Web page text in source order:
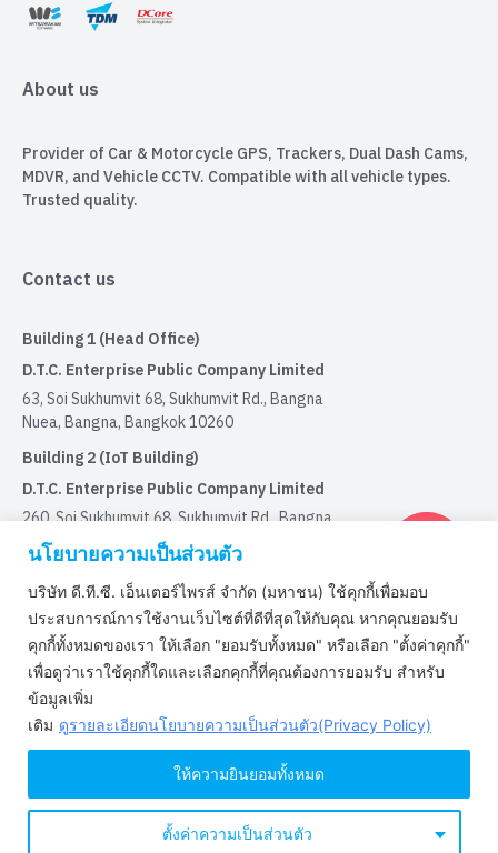
นโยบายความเป็นส่วนตัว
บริษัท ดี.ที.ซี. เอ็นเตอร์ไพรส์ จำกัด (มหาชน) ใช้คุกกี้เพื่อมอบ
ประสบการณ์การใช้งานเว็บไซต์ที่ดีที่สุดให้กับคุณ หากคุณยอมรับ
คุกกี้ทั้งหมดของเรา ให้เลือก "ยอมรับทั้งหมด" หรือเลือก "ตั้งค่าคุกกี้"
เพื่อดูว่าเราใช้คุกกี้ใดและเลือกคุกกี้ที่คุณต้องการยอมรับ สำหรับ
ข้อมูลเพิ่ม
เติม ดูรายละเอียดนโยบายความเป็นส่วนตัว(Privacy Policy)
ตั้งค่าความเป็นส่วนตัว
ให้ความยินยอมทั้งหมด
About us
Provider of Car & Motorcycle GPS, Trackers, Dual Dash Cams,
MDVR, and Vehicle CCTV. Compatible with all vehicle types.
Trusted quality.
Contact us
Building 1 (Head Office)
D.T.C. Enterprise Public Company Limited
63, Soi Sukhumvit 68, Sukhumvit Rd., Bangna
Nuea, Bangna, Bangkok 10260
Building 2 (IoT Building)
D.T.C. Enterprise Public Company Limited
260, Soi Sukhumvit 68, Sukhumvit Rd., Bangna
Nuea, Bangna, Bangkok 10260
Certified by
Certified by ISO9001 : 2015
Certified by IATF16949:2016
Certified by ISO/IEC 29110-4-1 : 2018
Certified by ISO/IEC 27001 : 2022
Certified by ISO/IEC 27701 : 2019
Copyright © 2022 www.dtc.co.th. All rights reserved